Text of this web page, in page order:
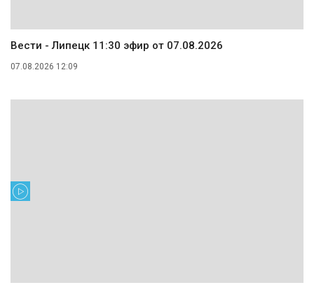
Вести - Липецк 11:30 эфир от 07.08.2026
07.08.2026 12:09